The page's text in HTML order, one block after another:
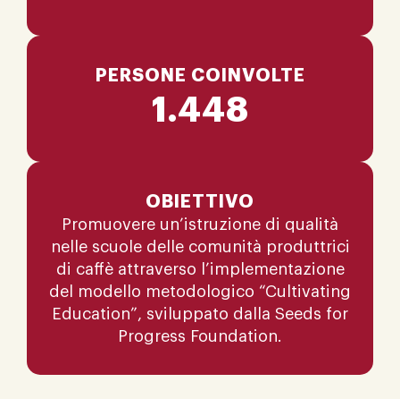
PERSONE COINVOLTE
1.448
OBIETTIVO
Promuovere un’istruzione di qualità
nelle scuole delle comunità produttrici
di caffè attraverso l’implementazione
del modello metodologico “Cultivating
Education”, sviluppato dalla Seeds for
Progress Foundation.